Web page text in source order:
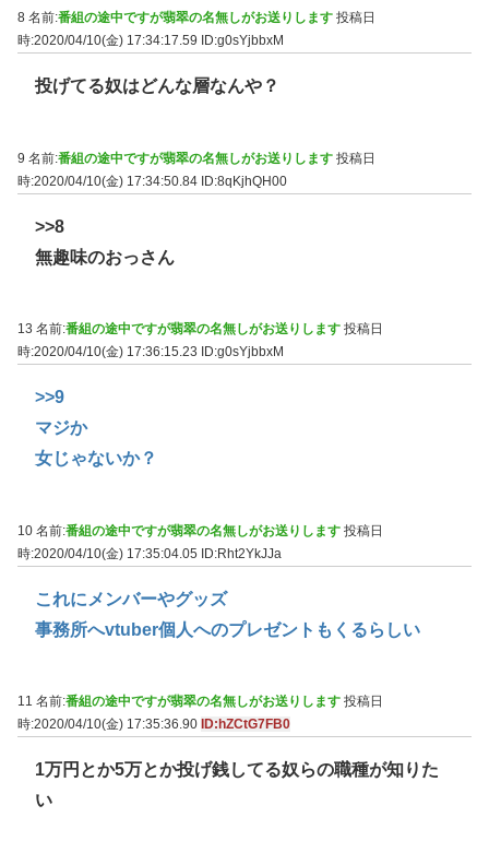
8 名前:番組の途中ですが翡翠の名無しがお送りします 投稿日
時:2020/04/10(金) 17:34:17.59
ID:g0sYjbbxM
投げてる奴はどんな層なんや？
9 名前:番組の途中ですが翡翠の名無しがお送りします 投稿日
時:2020/04/10(金) 17:34:50.84 ID:8qKjhQH00
>>8
無趣味のおっさん
13 名前:番組の途中ですが翡翠の名無しがお送りします 投稿日
時:2020/04/10(金) 17:36:15.23
ID:g0sYjbbxM
>>9
マジか
女じゃないか？
10 名前:番組の途中ですが翡翠の名無しがお送りします 投稿日
時:2020/04/10(金) 17:35:04.05 ID:Rht2YkJJa
これにメンバーやグッズ
事務所へvtuber個人へのプレゼントもくるらしい
11 名前:番組の途中ですが翡翠の名無しがお送りします 投稿日
時:2020/04/10(金) 17:35:36.90 ID:hZCtG7FB0
1万円とか5万とか投げ銭してる奴らの職種が知りた
い